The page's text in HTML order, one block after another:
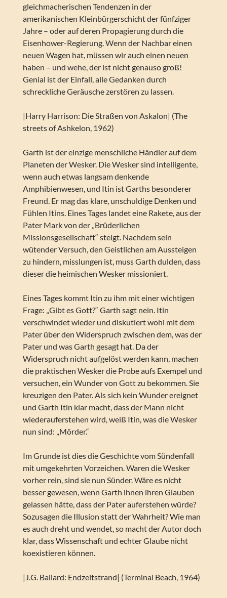
gleichmacherischen Tendenzen in der
amerikanischen Kleinbürgerschicht der fünfziger
Jahre – oder auf deren Propagierung durch die
Eisenhower-Regierung. Wenn der Nachbar einen
neuen Wagen hat, müssen wir auch einen neuen
haben – und wehe, der ist nicht genauso groß!
Genial ist der Einfall, alle Gedanken durch
schreckliche Geräusche zerstören zu lassen.
|Harry Harrison: Die Straßen von Askalon| (The
streets of Ashkelon, 1962)
Garth ist der einzige menschliche Händler auf dem
Planeten der Wesker. Die Wesker sind intelligente,
wenn auch etwas langsam denkende
Amphibienwesen, und Itin ist Garths besonderer
Freund. Er mag das klare, unschuldige Denken und
Fühlen Itins. Eines Tages landet eine Rakete, aus der
Pater Mark von der „Brüderlichen
Missionsgesellschaft“ steigt. Nachdem sein
wütender Versuch, den Geistlichen am Aussteigen
zu hindern, misslungen ist, muss Garth dulden, dass
dieser die heimischen Wesker missioniert.
Eines Tages kommt Itin zu ihm mit einer wichtigen
Frage: „Gibt es Gott?“ Garth sagt nein. Itin
verschwindet wieder und diskutiert wohl mit dem
Pater über den Widerspruch zwischen dem, was der
Pater und was Garth gesagt hat. Da der
Widerspruch nicht aufgelöst werden kann, machen
die praktischen Wesker die Probe aufs Exempel und
versuchen, ein Wunder von Gott zu bekommen. Sie
kreuzigen den Pater. Als sich kein Wunder ereignet
und Garth Itin klar macht, dass der Mann nicht
wiederauferstehen wird, weiß Itin, was die Wesker
nun sind: „Mörder.“
Im Grunde ist dies die Geschichte vom Sündenfall
mit umgekehrten Vorzeichen. Waren die Wesker
vorher rein, sind sie nun Sünder. Wäre es nicht
besser gewesen, wenn Garth ihnen ihren Glauben
gelassen hätte, dass der Pater auferstehen würde?
Sozusagen die Illusion statt der Wahrheit? Wie man
es auch dreht und wendet, so macht der Autor doch
klar, dass Wissenschaft und echter Glaube nicht
koexistieren können.
|J.G. Ballard: Endzeitstrand| (Terminal Beach, 1964)